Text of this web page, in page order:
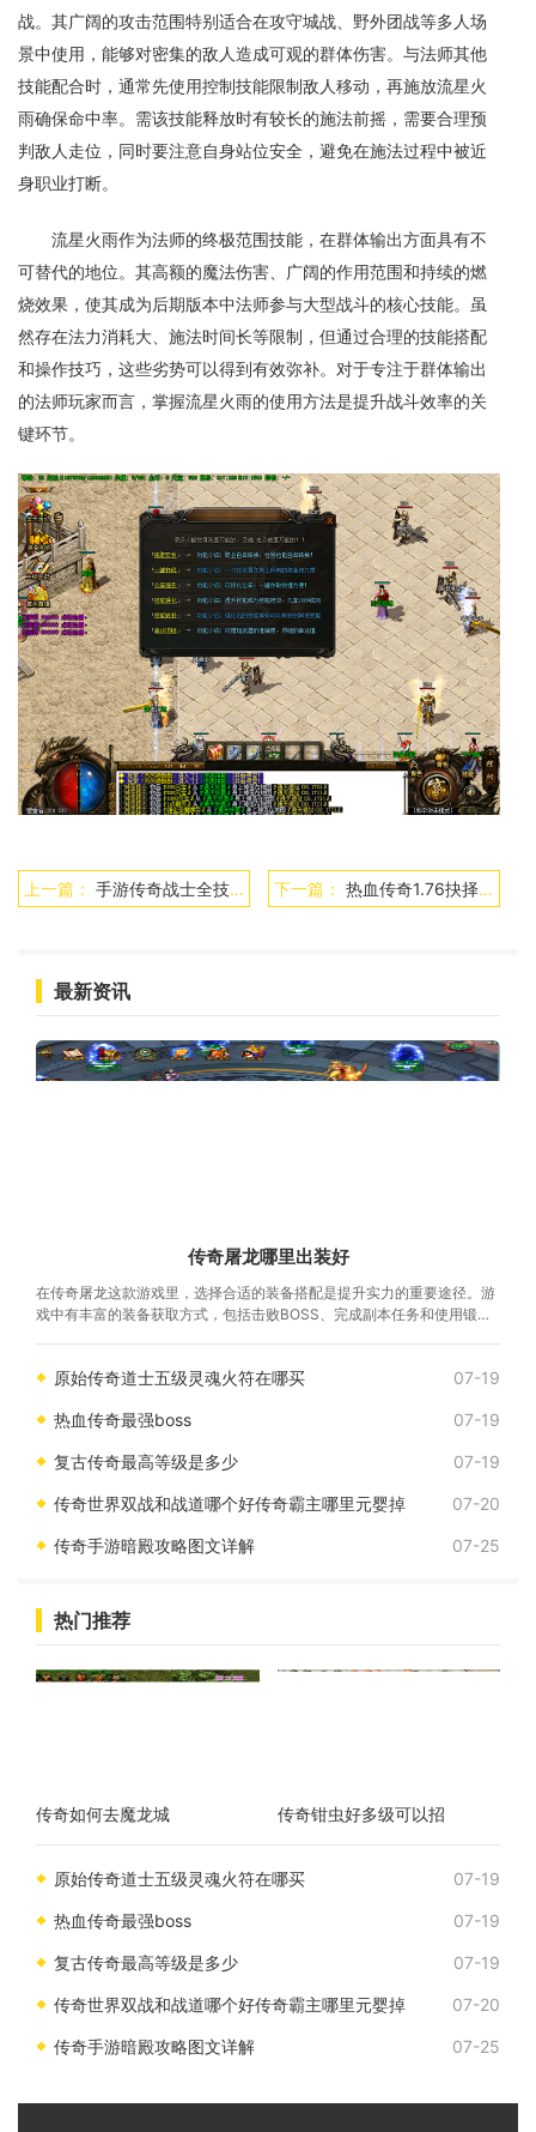
战。其广阔的攻击范围特别适合在攻守城战、野外团战等多人场
景中使用，能够对密集的敌人造成可观的群体伤害。与法师其他
技能配合时，通常先使用控制技能限制敌人移动，再施放流星火
雨确保命中率。需该技能释放时有较长的施法前摇，需要合理预
判敌人走位，同时要注意自身站位安全，避免在施法过程中被近
身职业打断。
流星火雨作为法师的终极范围技能，在群体输出方面具有不
可替代的地位。其高额的魔法伤害、广阔的作用范围和持续的燃
烧效果，使其成为后期版本中法师参与大型战斗的核心技能。虽
然存在法力消耗大、施法时间长等限制，但通过合理的技能搭配
和操作技巧，这些劣势可以得到有效弥补。对于专注于群体输出
的法师玩家而言，掌握流星火雨的使用方法是提升战斗效率的关
键环节。
上一篇： 手游传奇战士全技能加点攻略大全 下一篇： 热血传奇1.76抉择之地怎么跑
最新资讯
传奇屠龙哪里出装好
在传奇屠龙这款游戏里，选择合适的装备搭配是提升实力的重要途径。游
戏中有丰富的装备获取方式，包括击败BOSS、完成副本任务和使用锻造
原始传奇道士五级灵魂火符在哪买 07-19
热血传奇最强boss 07-19
复古传奇最高等级是多少 07-19
传奇世界双战和战道哪个好传奇霸主哪里元婴掉 07-20
传奇手游暗殿攻略图文详解 07-25
热门推荐
传奇如何去魔龙城 传奇钳虫好多级可以招
原始传奇道士五级灵魂火符在哪买 07-19
热血传奇最强boss 07-19
复古传奇最高等级是多少 07-19
传奇世界双战和战道哪个好传奇霸主哪里元婴掉 07-20
传奇手游暗殿攻略图文详解 07-25